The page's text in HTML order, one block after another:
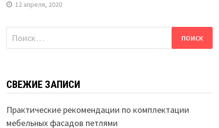
12 апреля, 2020
Найти:
СВЕЖИЕ ЗАПИСИ
Практические рекомендации по комплектации
мебельных фасадов петлями